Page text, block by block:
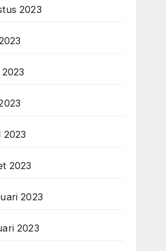
2023
2023
2023
2023
2023